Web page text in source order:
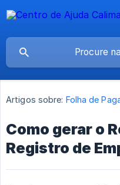
Artigos sobre: Folha de
Como gerar o
Registro de